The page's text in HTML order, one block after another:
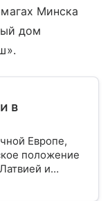
Минска
дом
в
Европе,
положение
и